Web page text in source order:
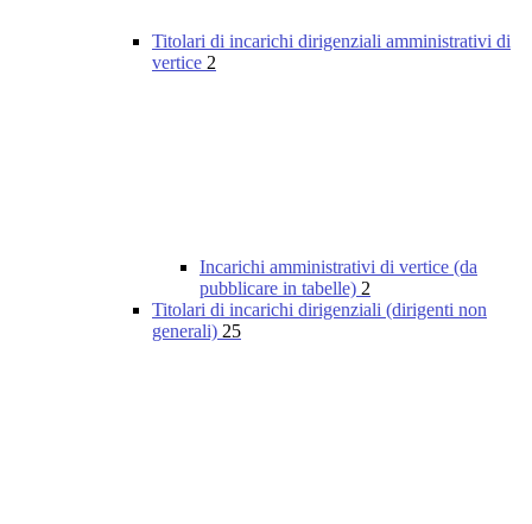
Titolari di incarichi dirigenziali amministrativi di
vertice 2
Incarichi amministrativi di vertice (da
pubblicare in tabelle) 2
Titolari di incarichi dirigenziali (dirigenti non
generali) 25